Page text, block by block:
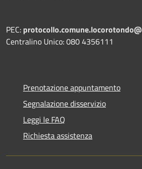
PEC:
Centralino Unico: 080 4356111
Prenotazione appuntamento
Segnalazione disservizio
Leggi le FAQ
Richiesta assistenza